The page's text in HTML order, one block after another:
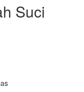
Suci